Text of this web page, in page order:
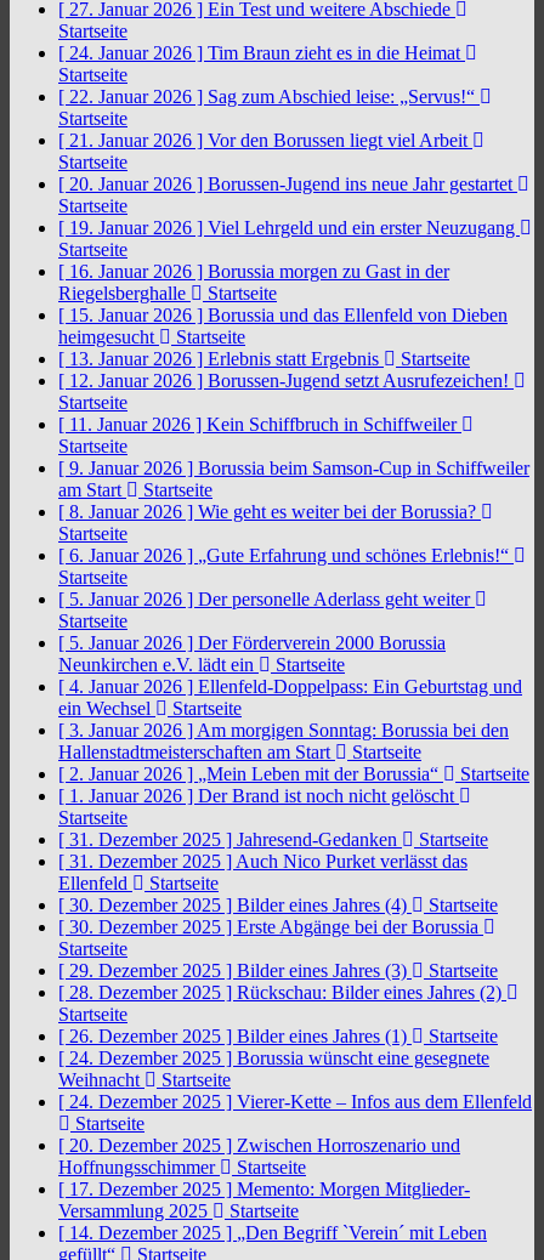
[ 27. Januar 2026 ] Ein Test und weitere Abschiede
Startseite
[ 24. Januar 2026 ] Tim Braun zieht es in die Heimat
Startseite
[ 22. Januar 2026 ] Sag zum Abschied leise: „Servus!“
Startseite
[ 21. Januar 2026 ] Vor den Borussen liegt viel Arbeit
Startseite
[ 20. Januar 2026 ] Borussen-Jugend ins neue Jahr gestartet
Startseite
[ 19. Januar 2026 ] Viel Lehrgeld und ein erster Neuzugang
Startseite
[ 16. Januar 2026 ] Borussia morgen zu Gast in der
Riegelsberghalle
Startseite
[ 15. Januar 2026 ] Borussia und das Ellenfeld von Dieben
heimgesucht
Startseite
[ 13. Januar 2026 ] Erlebnis statt Ergebnis
Startseite
[ 12. Januar 2026 ] Borussen-Jugend setzt Ausrufezeichen!
Startseite
[ 11. Januar 2026 ] Kein Schiffbruch in Schiffweiler
Startseite
[ 9. Januar 2026 ] Borussia beim Samson-Cup in Schiffweiler
am Start
Startseite
[ 8. Januar 2026 ] Wie geht es weiter bei der Borussia?
Startseite
[ 6. Januar 2026 ] „Gute Erfahrung und schönes Erlebnis!“
Startseite
[ 5. Januar 2026 ] Der personelle Aderlass geht weiter
Startseite
[ 5. Januar 2026 ] Der Förderverein 2000 Borussia
Neunkirchen e.V. lädt ein
Startseite
[ 4. Januar 2026 ] Ellenfeld-Doppelpass: Ein Geburtstag und
ein Wechsel
Startseite
[ 3. Januar 2026 ] Am morgigen Sonntag: Borussia bei den
Hallenstadtmeisterschaften am Start
Startseite
[ 2. Januar 2026 ] „Mein Leben mit der Borussia“
Startseite
[ 1. Januar 2026 ] Der Brand ist noch nicht gelöscht
Startseite
[ 31. Dezember 2025 ] Jahresend-Gedanken
Startseite
[ 31. Dezember 2025 ] Auch Nico Purket verlässt das
Ellenfeld
Startseite
[ 30. Dezember 2025 ] Bilder eines Jahres (4)
Startseite
[ 30. Dezember 2025 ] Erste Abgänge bei der Borussia
Startseite
[ 29. Dezember 2025 ] Bilder eines Jahres (3)
Startseite
[ 28. Dezember 2025 ] Rückschau: Bilder eines Jahres (2)
Startseite
[ 26. Dezember 2025 ] Bilder eines Jahres (1)
Startseite
[ 24. Dezember 2025 ] Borussia wünscht eine gesegnete
Weihnacht
Startseite
[ 24. Dezember 2025 ] Vierer-Kette – Infos aus dem Ellenfeld
Startseite
[ 20. Dezember 2025 ] Zwischen Horroszenario und
Hoffnungsschimmer
Startseite
[ 17. Dezember 2025 ] Memento: Morgen Mitglieder-
Versammlung 2025
Startseite
[ 14. Dezember 2025 ] „Den Begriff `Verein´ mit Leben
gefüllt“
Startseite